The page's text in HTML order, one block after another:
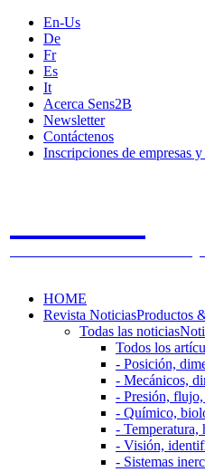
En-Us
De
Fr
Es
It
Acerca Sens2B
Newsletter
Contáctenos
Inscripciones de empresas
HOME
Revista NoticiasProductos
Todas las noticias
Todos los
- Posición,
- Mecánicos,
- Presión,
- Químico,
- Temperatura,
- Visión,
- Sistemas